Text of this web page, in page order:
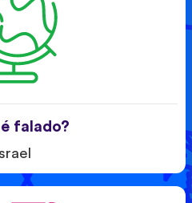
falado?
Israel